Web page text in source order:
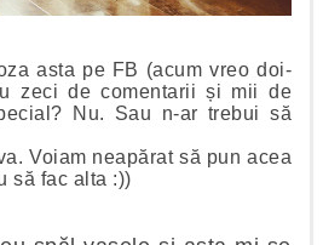
asta pe FB (acum vreo doi-
zeci de comentarii și mii de
Nu. Sau n-ar trebui să
Voiam neapărat să pun acea
să fac alta :))